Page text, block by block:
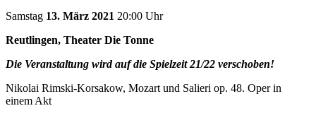
Samstag 13. März 2021 20:00 Uhr
Reutlingen, Theater Die Tonne
Die Veranstaltung wird auf die Spielzeit 21/22 verschoben!
Nikolai Rimski-Korsakow, Mozart und Salieri op. 48. Oper in
einem Akt